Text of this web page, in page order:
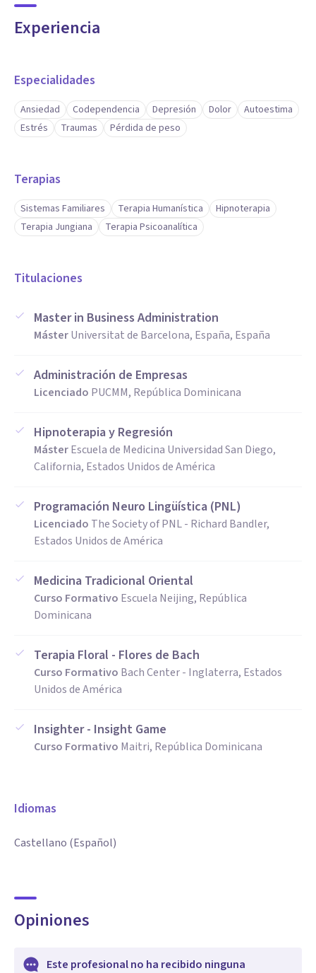
Experiencia
Especialidades
Ansiedad Codependencia Depresión Dolor
Autoestima
Estrés
Traumas Pérdida de peso
Terapias
Sistemas Familiares Terapia Humanística
Hipnoterapia
Terapia Jungiana
Terapia Psicoanalítica
Titulaciones
Master in Business Administration
MásterUniversitat de Barcelona, España, España
Administración de Empresas
Licenciado PUCMM, República Dominicana
Hipnoterapia y Regresión
MásterEscuela de Medicina Universidad San Diego,
California, Estados Unidos de América
Programación Neuro Lingüística (PNL)
Licenciado The Society of PNL - Richard Bandler,
Estados Unidos de América
Medicina Tradicional Oriental
Curso Formativo Escuela Neijing, República
Dominicana
Terapia Floral - Flores de Bach
Curso Formativo Bach Center - Inglaterra, Estados
Unidos de América
Insighter - Insight Game
Curso Formativo Maitri, República Dominicana
Idiomas
Castellano (Español)
Opiniones
Este profesional no ha recibido ninguna